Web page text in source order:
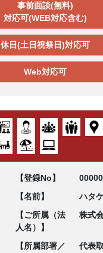
事前面談(無料)
対応可(WEB対応含む)
休日(土日祝祭日)対応可
Web対応可
【登録No】
【名前】
ハタ
【ご所属（法
人名）】
株式
【所属部署／
代表